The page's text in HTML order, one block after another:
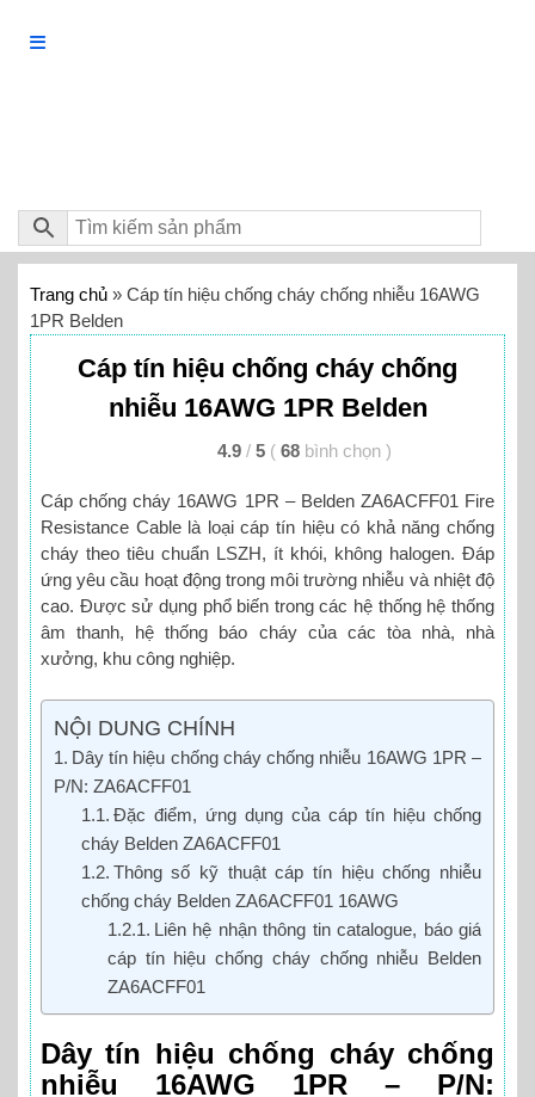
Trang chủ » Cáp tín hiệu chống cháy chống nhiễu 16AWG
1PR Belden
Cáp tín hiệu chống cháy chống
nhiễu 16AWG 1PR Belden
4.9 / 5 ( 68 bình chọn )
Cáp chống cháy 16AWG 1PR – Belden ZA6ACFF01 Fire
Resistance Cable là loại cáp tín hiệu có khả năng chống
cháy theo tiêu chuẩn LSZH, ít khói, không halogen. Đáp
ứng yêu cầu hoạt động trong môi trường nhiễu và nhiệt độ
cao. Được sử dụng phổ biến trong các hệ thống hệ thống
âm thanh, hệ thống báo cháy của các tòa nhà, nhà
xưởng, khu công nghiệp.
NỘI DUNG CHÍNH
Dây tín hiệu chống cháy chống nhiễu 16AWG 1PR –
P/N: ZA6ACFF01
Đặc điểm, ứng dụng của cáp tín hiệu chống
cháy Belden ZA6ACFF01
Thông số kỹ thuật cáp tín hiệu chống nhiễu
chống cháy Belden ZA6ACFF01 16AWG
Liên hệ nhận thông tin catalogue, báo giá
cáp tín hiệu chống cháy chống nhiễu Belden
ZA6ACFF01
Dây tín hiệu chống cháy chống
nhiễu 16AWG 1PR – P/N: